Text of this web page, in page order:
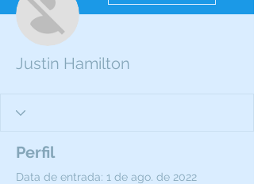
Justin Hamilton
Perfil
Data de entrada: 1 de ago. de 2022